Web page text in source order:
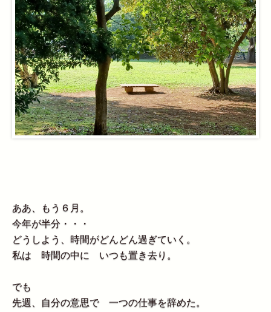
ああ、もう６月。
今年が半分・・・
どうしよう、時間がどんどん過ぎていく。
私は 時間の中に いつも置き去り。
でも
先週、自分の意思で 一つの仕事を辞めた。